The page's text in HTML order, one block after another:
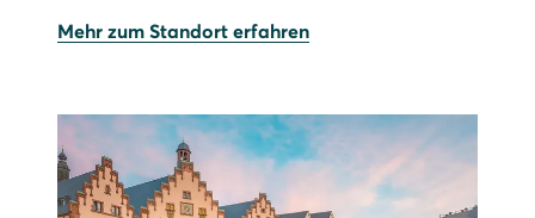
Mehr zum Standort erfahren